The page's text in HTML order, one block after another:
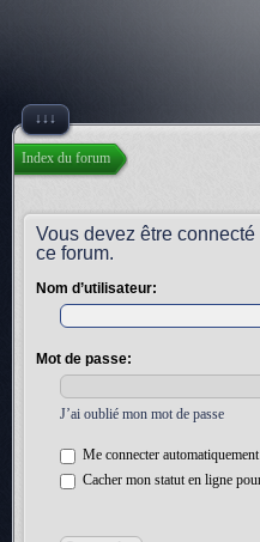
↓↓↓
Index du forum
Vous devez être
ce forum.
Nom d’utilisateur:
Mot de passe:
J’ai oublié mon mot de passe
Me connecter
Cacher mon statut en ligne